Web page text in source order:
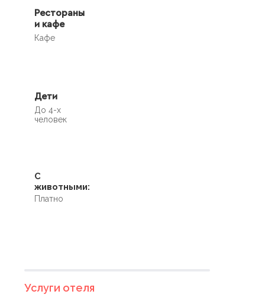
Рестораны
и кафе
Кафе
Дети
До 4-х
человек
С
животными:
Платно
Услуги отеля